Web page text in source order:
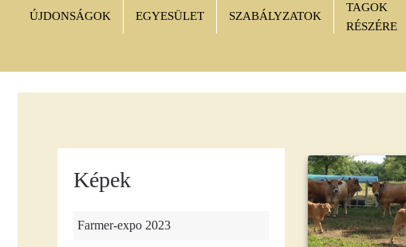
ÚJDONSÁGOK EGYESÜLET SZABÁLYZATOK
TAGOK
RÉSZÉRE
Képek
Farmer-expo 2023